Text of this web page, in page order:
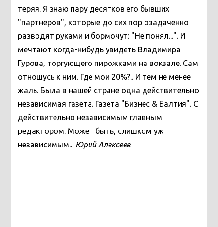
теряя. Я знаю пару десятков его бывших
"партнеров", которые до сих пор озадаченно
разводят руками и бормочут: "Не понял...". И
мечтают когда-нибудь увидеть Владимира
Гурова, торгующего пирожками на вокзале. Сам
отношусь к ним. Где мои 20%?.. И тем не менее
жаль. Была в нашей стране одна действительно
независимая газета. Газета "Бизнес & Балтия". С
действительно независимым главным
редактором. Может быть, слишком уж
независимым... Юрий Алексеев